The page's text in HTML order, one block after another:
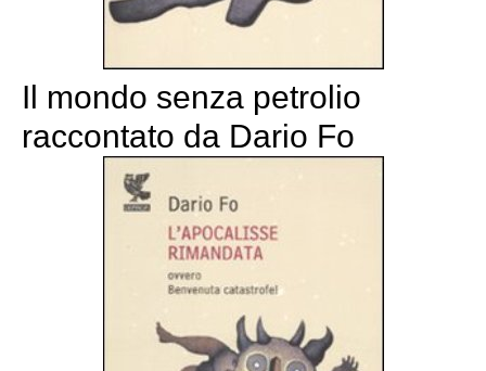
Il mondo senza petrolio
raccontato da Dario Fo